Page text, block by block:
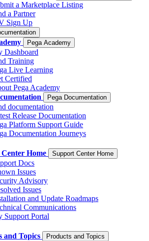
a Marketplace Listing
a Partner
Sign Up
Pega Academy
Dashboard
Training
Live Learning
Certified
Pega Academy
Pega Documentation
documentation
Release Documentation
Platform Support Guide
Documentation Journeys
Home Support Center Home
Docs
Issues
Advisory
Issues
and Update Roadmaps
Communications
Support Portal
and Topics Products and Topics